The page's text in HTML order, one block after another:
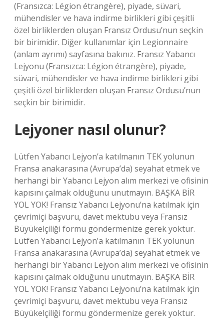
(Fransızca: Légion étrangère), piyade, süvari,
mühendisler ve hava indirme birlikleri gibi çeşitli
özel birliklerden oluşan Fransız Ordusu’nun seçkin
bir birimidir. Diğer kullanımlar için Legionnaire
(anlam ayrımı) sayfasına bakınız. Fransız Yabancı
Lejyonu (Fransızca: Légion étrangère), piyade,
süvari, mühendisler ve hava indirme birlikleri gibi
çeşitli özel birliklerden oluşan Fransız Ordusu’nun
seçkin bir birimidir.
Lejyoner nasıl olunur?
Lütfen Yabancı Lejyon’a katılmanın TEK yolunun
Fransa anakarasına (Avrupa’da) seyahat etmek ve
herhangi bir Yabancı Lejyon alım merkezi ve ofisinin
kapısını çalmak olduğunu unutmayın. BAŞKA BİR
YOL YOK! Fransız Yabancı Lejyonu’na katılmak için
çevrimiçi başvuru, davet mektubu veya Fransız
Büyükelçiliği formu göndermenize gerek yoktur.
Lütfen Yabancı Lejyon’a katılmanın TEK yolunun
Fransa anakarasına (Avrupa’da) seyahat etmek ve
herhangi bir Yabancı Lejyon alım merkezi ve ofisinin
kapısını çalmak olduğunu unutmayın. BAŞKA BİR
YOL YOK! Fransız Yabancı Lejyonu’na katılmak için
çevrimiçi başvuru, davet mektubu veya Fransız
Büyükelçiliği formu göndermenize gerek yoktur.